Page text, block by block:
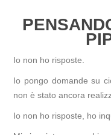
Io non ho risposte.
Io pongo domande su
non è stato ancora
Io non ho risposte, ho